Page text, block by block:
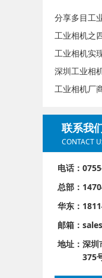
工业相机之
联系我
CONTACT
电话：
总部：
华东：
邮箱：
地址： 深圳
375